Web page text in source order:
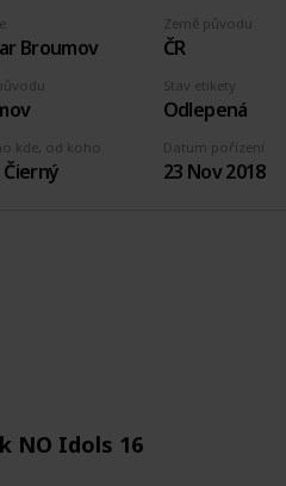
Broumov
Země původu
ČR
kde, od koho
Čierný
Stav etikety
Odlepená
Datum pořízení
23 Nov 2018
NO Idols 16